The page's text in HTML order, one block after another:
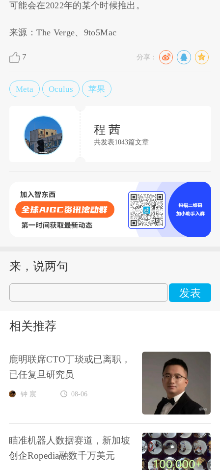
可能会在2022年的某个时候推出。
来源：The Verge、9to5Mac
7 分享：
Meta Oculus 苹果
程 茜
共发表1043篇文章
来，说两句
发表
相关推荐
鹿明联席CTO丁琰或已离职，
已任复旦研究员
钟 宸 08-06
瞄准机器人数据赛道，新加坡
创企Ropedia融数千万美元